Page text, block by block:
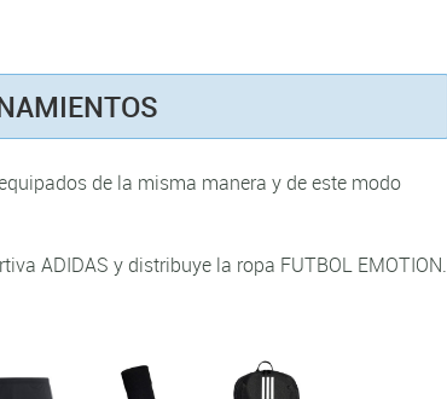
de la misma manera y de este modo
ADIDAS y distribuye la ropa FUTBOL EMOTION.